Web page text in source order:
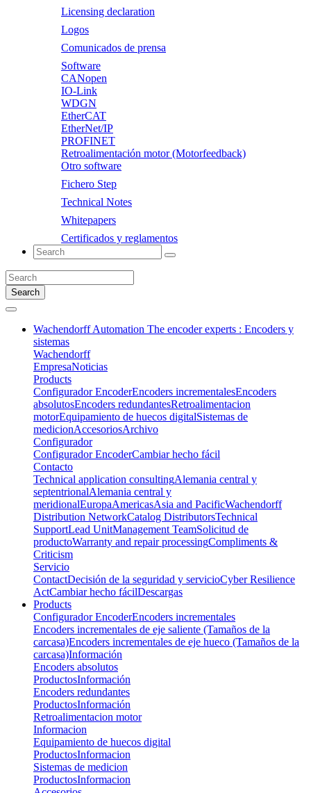
Licensing declaration
Logos
Comunicados de prensa
Software
CANopen
IO-Link
WDGN
EtherCAT
EtherNet/IP
PROFINET
Retroalimentación motor (Motorfeedback)
Otro software
Fichero Step
Technical Notes
Whitepapers
Certificados y reglamentos
Search
Wachendorff Automation The encoder experts : Encoders y
sistemas
Wachendorff
EmpresaNoticias
Products
Configurador EncoderEncoders incrementalesEncoders
absolutosEncoders redundantesRetroalimentacion
motorEquipamiento de huecos digitalSistemas de
medicionAccesoriosArchivo
Configurador
Configurador EncoderCambiar hecho fácil
Contacto
Technical application consultingAlemania central y
septentrionalAlemania central y
meridionalEuropaAmericasAsia and PacificWachendorff
Distribution NetworkCatalog DistributorsTechnical
SupportLead UnitManagement TeamSolicitud de
productoWarranty and repair processingCompliments &
Criticism
Servicio
ContactDecisión de la seguridad y servicioCyber Resilience
ActCambiar hecho fácilDescargas
Products
Configurador EncoderEncoders incrementales
Encoders incrementales de eje saliente (Tamaños de la
carcasa)Encoders incrementales de eje hueco (Tamaños de la
carcasa)Información
Encoders absolutos
ProductosInformación
Encoders redundantes
ProductosInformación
Retroalimentacion motor
Informacion
Equipamiento de huecos digital
ProductosInformacion
Sistemas de medicion
ProductosInformacion